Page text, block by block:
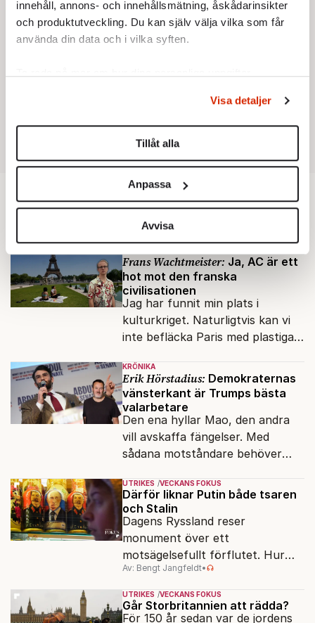
innehåll, annons- och innehållsmätning, åskådarinsikter
och produktutveckling. Du kan själv välja vilka som får
använda din data och i vilka syften.
Du kan ändra eller dra tillbaka ditt samtycke när som
helst från cookie-förklaringen.
Vi använder enhetsidentifierare för att anpassa innehållet
för sociala medier och analysera vår trafik. Vi
vidarebefordrar även sådana identifierare och annan
information från din enhet till de sociala medier och
annons- och analysföretag som vi samarbetar med.
Dessa kan i sin tur kombinera informationen med annan
information som du har tillhandahållit eller som de har
samlat in när du har använt deras tjänster.
Om du vill läsa mer om hur vi hanterar personuppgifter
Visa detaljer
Tillåt alla
Anpassa
Avvisa
Utrikes
Frans Wachtmeister: Ja, AC är ett
hot mot den franska
civilisationen
Jag har funnit min plats i
kulturkriget. Naturligtvis kan vi
inte befläcka Paris med plastiga
KRÖNIKA
Erik Hörstadius: Demokraternas
vänsterkant är Trumps bästa
valarbetare
Den ena hyllar Mao, den andra
vill avskaffa fängelser. Med
sådana motståndare behöver
vänner.
UTRIKES VECKANS FOKUS
Därför liknar Putin både tsaren
och Stalin
Dagens Ryssland reser
monument över ett
motsägelsefullt förflutet. Hur
kunde två revolutioner förändra
hela samhället – utan att rubba
den ryska statsidén?
Av: Bengt Jangfeldt•
UTRIKES VECKANS FOKUS
Går Storbritannien att rädda?
För 150 år sedan var de jordens